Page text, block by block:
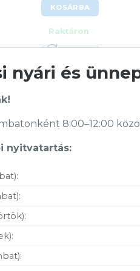
KOSÁRBA
Raktáron
Vention 15W
USB-C vezeték
Kategória:
Qi vezeték nélküli
töltők
Garanciaidő:
nyári és
8:00–12:00
nyitvatartás: